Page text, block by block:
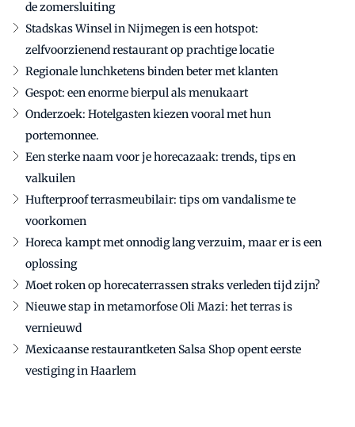
de zomersluiting
Stadskas Winsel in Nijmegen is een hotspot:
zelfvoorzienend restaurant op prachtige locatie
Regionale lunchketens binden beter met klanten
Gespot: een enorme bierpul als menukaart
Onderzoek: Hotelgasten kiezen vooral met hun
portemonnee.
Een sterke naam voor je horecazaak: trends, tips en
valkuilen
Hufterproof terrasmeubilair: tips om vandalisme te
voorkomen
Horeca kampt met onnodig lang verzuim, maar er is een
oplossing
Moet roken op horecaterrassen straks verleden tijd zijn?
Nieuwe stap in metamorfose Oli Mazi: het terras is
vernieuwd
Mexicaanse restaurantketen Salsa Shop opent eerste
vestiging in Haarlem